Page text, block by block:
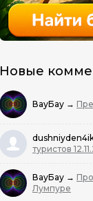
Новые
ВауБау →
туристов
ВауБау →
Лумпуре